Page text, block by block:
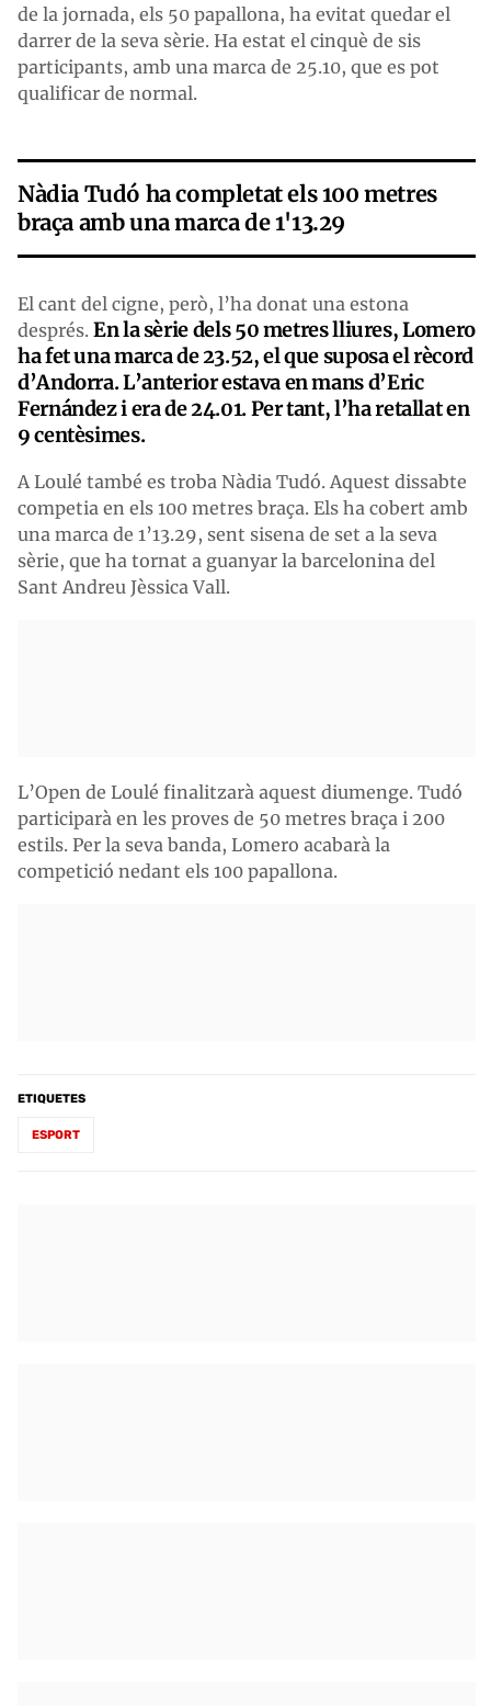
de la jornada, els 50 papallona, ha evitat quedar el
darrer de la seva sèrie. Ha estat el cinquè de sis
participants, amb una marca de 25.10, que es pot
qualificar de normal.
Nàdia Tudó ha completat els 100 metres
braça amb una marca de 1'13.29
El cant del cigne, però, l’ha donat una estona
després. En la sèrie dels 50 metres lliures, Lomero
ha fet una marca de 23.52, el que suposa el rècord
d’Andorra. L’anterior estava en mans d’Eric
Fernández i era de 24.01. Per tant, l’ha retallat en
9 centèsimes.
A Loulé també es troba Nàdia Tudó. Aquest dissabte
competia en els 100 metres braça. Els ha cobert amb
una marca de 1’13.29, sent sisena de set a la seva
sèrie, que ha tornat a guanyar la barcelonina del
Sant Andreu Jèssica Vall.
L’Open de Loulé finalitzarà aquest diumenge. Tudó
participarà en les proves de 50 metres braça i 200
estils. Per la seva banda, Lomero acabarà la
competició nedant els 100 papallona.
ETIQUETES
ESPORT